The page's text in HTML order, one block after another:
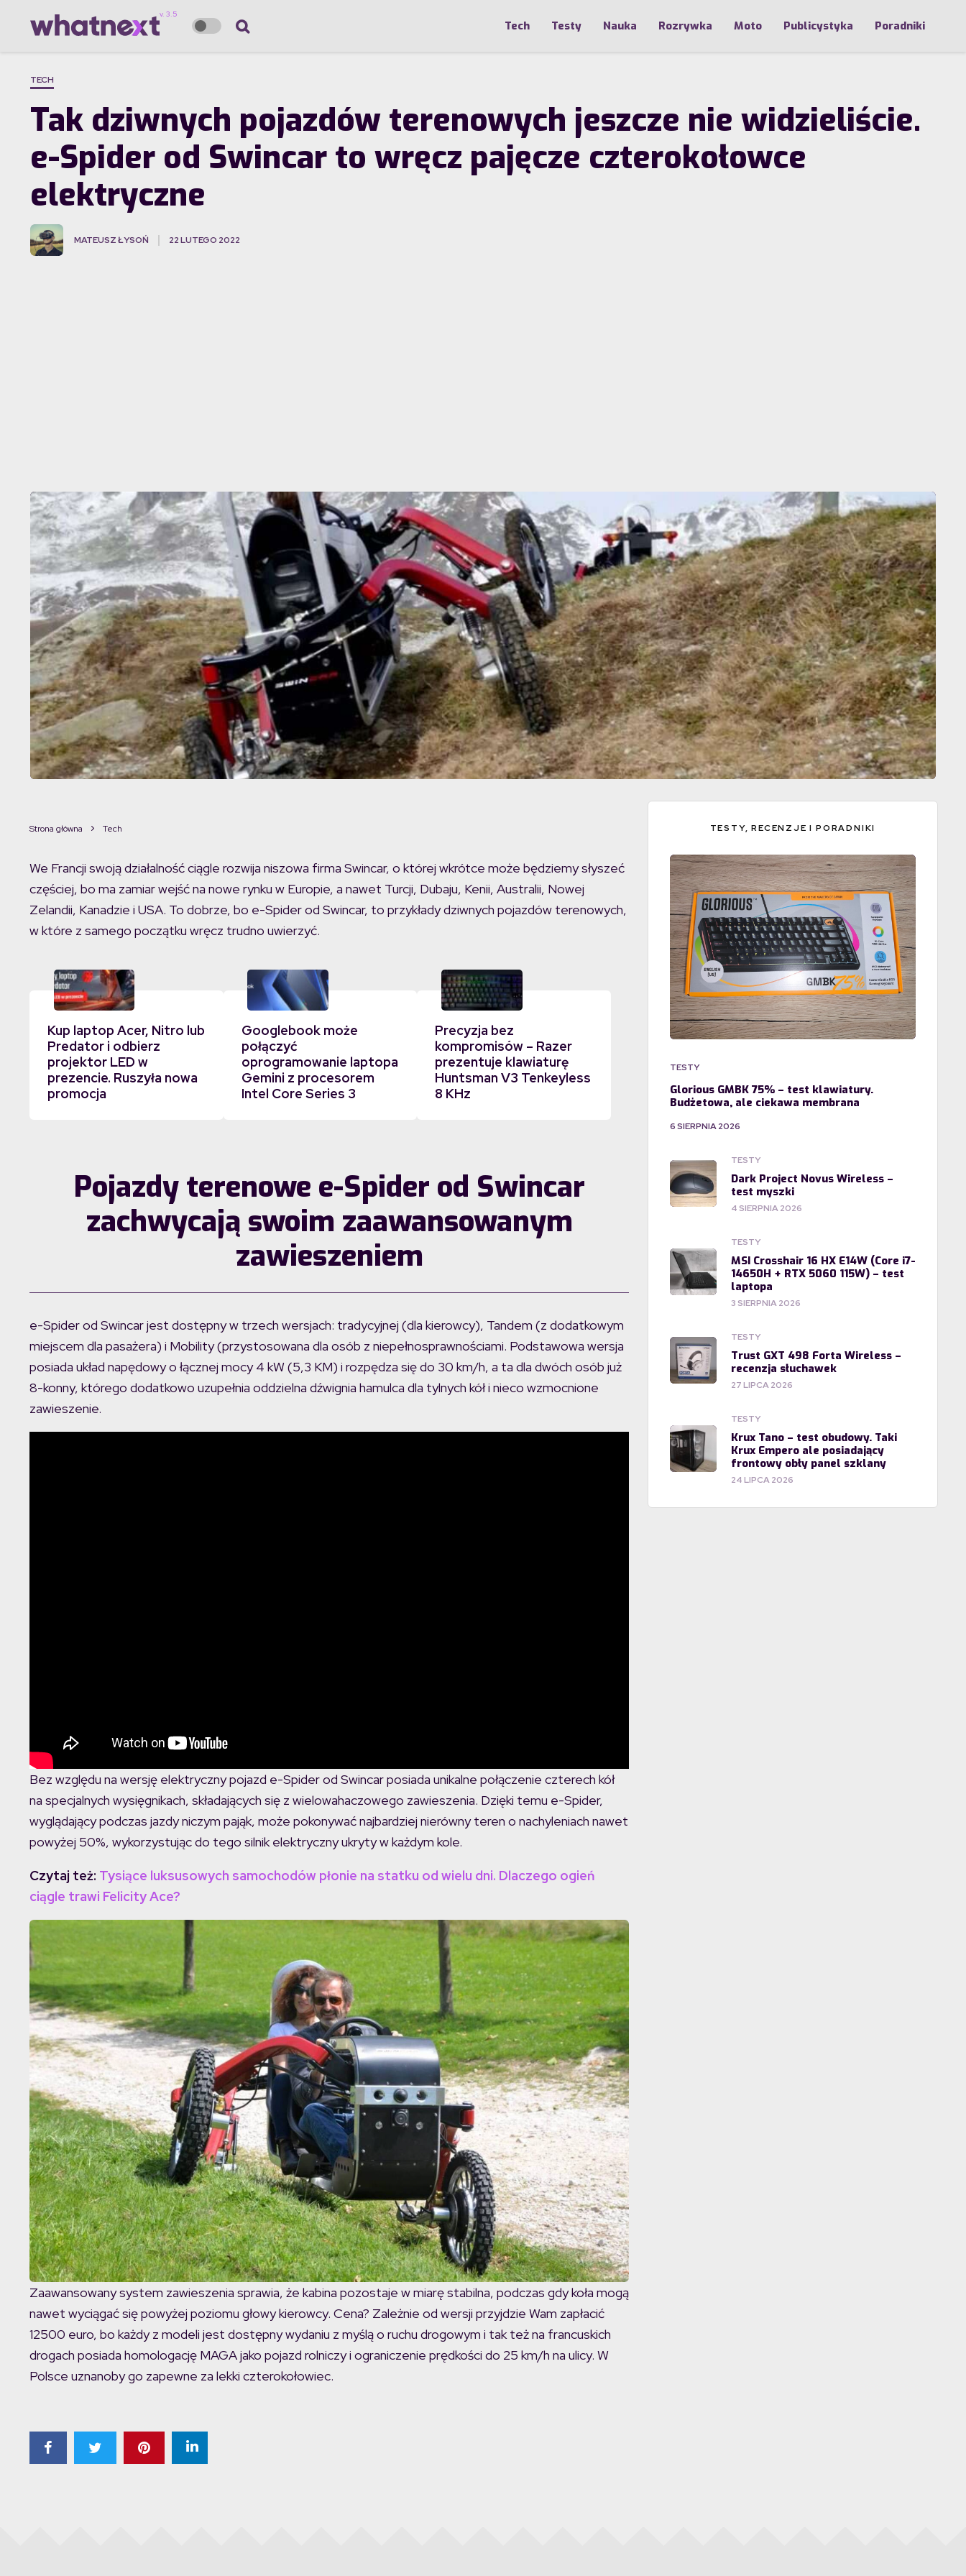
Tech Testy Nauka Rozrywka Moto Publicystyka Poradniki
TECH
Tak dziwnych pojazdów terenowych jeszcze nie widzieliście.
e-Spider od Swincar to wręcz pajęcze czterokołowce
elektryczne
MATEUSZ ŁYSOŃ 22 LUTEGO 2022
Strona główna Tech
We Francji swoją działalność ciągle rozwija niszowa firma Swincar, o której wkrótce może będziemy słyszeć
częściej, bo ma zamiar wejść na nowe rynku w Europie, a nawet Turcji, Dubaju, Kenii, Australii, Nowej
Zelandii, Kanadzie i USA. To dobrze, bo e-Spider od Swincar, to przykłady dziwnych pojazdów terenowych,
w które z samego początku wręcz trudno uwierzyć.
Kup laptop Acer, Nitro lub
Predator i odbierz
projektor LED w
prezencie. Ruszyła nowa
promocja
Googlebook może
połączyć
oprogramowanie laptopa
Gemini z procesorem
Intel Core Series 3
Precyzja bez
kompromisów – Razer
prezentuje klawiaturę
Huntsman V3 Tenkeyless
8 KHz
Pojazdy terenowe e-Spider od Swincar
zachwycają swoim zaawansowanym
zawieszeniem
e-Spider od Swincar jest dostępny w trzech wersjach: tradycyjnej (dla kierowcy), Tandem (z dodatkowym
miejscem dla pasażera) i Mobility (przystosowana dla osób z niepełnosprawnościami. Podstawowa wersja
posiada układ napędowy o łącznej mocy 4 kW (5,3 KM) i rozpędza się do 30 km/h, a ta dla dwóch osób już
8-konny, którego dodatkowo uzupełnia oddzielna dźwignia hamulca dla tylnych kół i nieco wzmocnione
zawieszenie.
Bez względu na wersję elektryczny pojazd e-Spider od Swincar posiada unikalne połączenie czterech kół
na specjalnych wysięgnikach, składających się z wielowahaczowego zawieszenia. Dzięki temu e-Spider,
wyglądający podczas jazdy niczym pająk, może pokonywać najbardziej nierówny teren o nachyleniach nawet
powyżej 50%, wykorzystując do tego silnik elektryczny ukryty w każdym kole.
Czytaj też: Tysiące luksusowych samochodów płonie na statku od wielu dni. Dlaczego ogień
ciągle trawi Felicity Ace?
Zaawansowany system zawieszenia sprawia, że kabina pozostaje w miarę stabilna, podczas gdy koła mogą
nawet wyciągać się powyżej poziomu głowy kierowcy. Cena? Zależnie od wersji przyjdzie Wam zapłacić
12500 euro, bo każdy z modeli jest dostępny wydaniu z myślą o ruchu drogowym i tak też na francuskich
drogach posiada homologację MAGA jako pojazd rolniczy i ograniczenie prędkości do 25 km/h na ulicy. W
Polsce uznanoby go zapewne za lekki czterokołowiec.
TESTY, RECENZJE I PORADNIKI
TESTY
Glorious GMBK 75% – test klawiatury.
Budżetowa, ale ciekawa membrana
6 SIERPNIA 2026
TESTY
Dark Project Novus Wireless –
test myszki
4 SIERPNIA 2026
TESTY
MSI Crosshair 16 HX E14W (Core i7-
14650H + RTX 5060 115W) – test
laptopa
3 SIERPNIA 2026
TESTY
Trust GXT 498 Forta Wireless –
recenzja słuchawek
27 LIPCA 2026
TESTY
Krux Tano – test obudowy. Taki
Krux Empero ale posiadający
frontowy obły panel szklany
24 LIPCA 2026